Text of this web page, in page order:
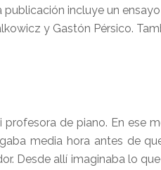
publicación incluye un
y Gastón Pérsico.
de piano. En ese
media hora antes de
Desde allí imaginaba lo